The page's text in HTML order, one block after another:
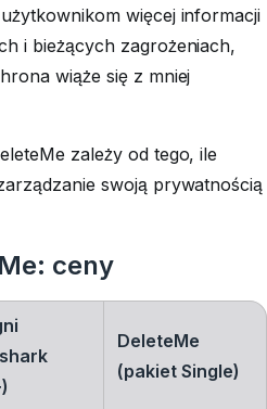
więcej informacji
i bieżących zagrożeniach,
wiąże się z mniej
zależy od tego, ile
swoją prywatnością
ceny
DeleteMe
(pakiet Single)